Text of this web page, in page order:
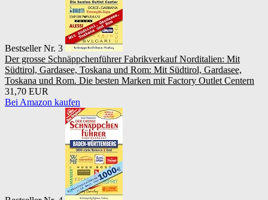
Bestseller Nr. 3
Der grosse Schnäppchenführer Fabrikverkauf Norditalien: Mit
Südtirol, Gardasee, Toskana und Rom: Mit Südtirol, Gardasee,
Toskana und Rom. Die besten Marken mit Factory Outlet Centern
31,70 EUR
Bei Amazon kaufen